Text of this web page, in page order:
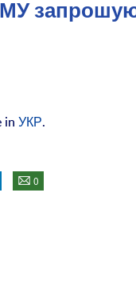
inУКР.
0